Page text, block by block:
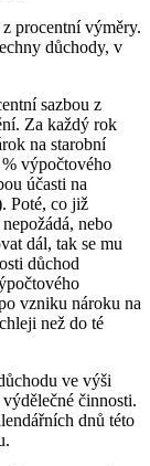
procentní výměry.
důchody, v
sazbou z
Za každý rok
na starobní
výpočtového
účasti na
Poté, co již
nebo
dál, tak se mu
důchod
vzniku nároku na
než do té
ve výši
činnosti.
dnů této